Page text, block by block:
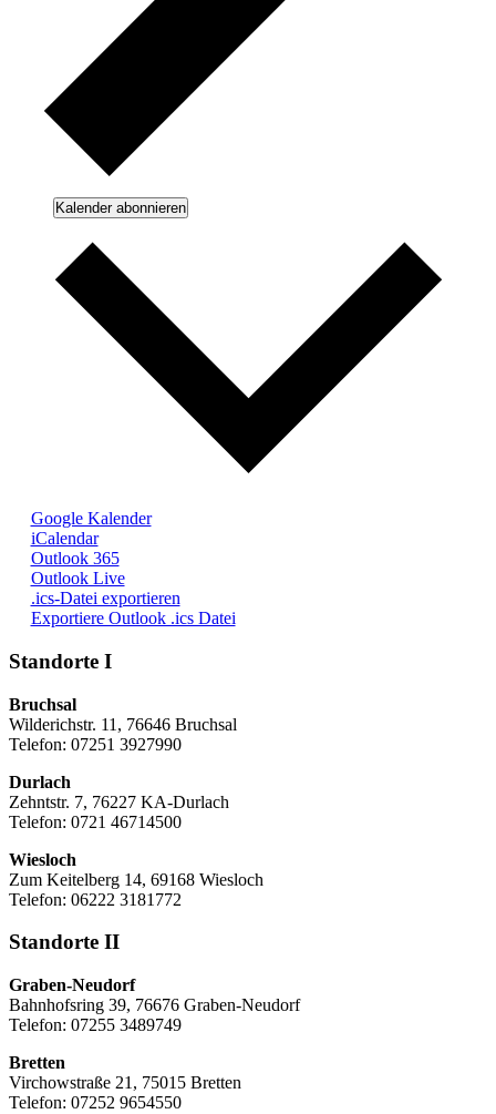
Kalender abonnieren
Google Kalender
iCalendar
Outlook 365
Outlook Live
.ics-Datei exportieren
Exportiere Outlook .ics Datei
Standorte I
Bruchsal
Wilderichstr. 11, 76646 Bruchsal
Telefon: 07251 3927990
Durlach
Zehntstr. 7, 76227 KA-Durlach
Telefon: 0721 46714500
Wiesloch
Zum Keitelberg 14, 69168 Wiesloch
Telefon: 06222 3181772
Standorte II
Graben-Neudorf
Bahnhofsring 39, 76676 Graben-Neudorf
Telefon: 07255 3489749
Bretten
Virchowstraße 21, 75015 Bretten
Telefon: 07252 9654550